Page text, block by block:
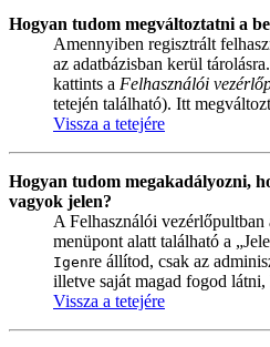
Hogyan tudom megváltoztatni a
Amennyiben regisztrált
az adatbázisban kerül
kattints a Felhasználói
tetején található). Itt
Vissza a tetejére
Hogyan tudom megakadályozni,
vagyok jelen?
A Felhasználói vezérlőpultban
menüpont alatt található a
Igenre állítod, csak az
illetve saját magad fogod
Vissza a tetejére